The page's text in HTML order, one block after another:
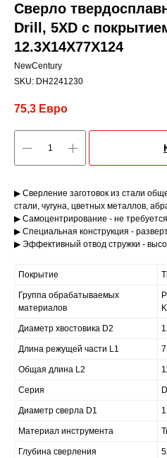
Сверло
Drill, 5XD с
12.3X14X77X124
NewCentury
SKU: DH2241230
75,3 Евро
▶ Сверление заготовок из стали
стали, чугуна, цветных металлов,
▶ Самоцентрирование - не
▶ Специальная конструкция -
▶ Эффективный отвод стружки -
Покрытие
Группа обрабатываемых
материалов
Диаметр хвостовика D2
Длина режущей части L1
Общая длина L2
Серия
Диаметр сверла D1
Материал инструмента
Глубина сверления